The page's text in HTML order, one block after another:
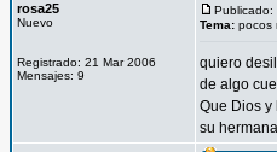
rosa25
Nuevo
Registrado: 21 Mar 2006
Mensajes: 9
Publicado:
Tema: pocos
quiero
de algo
Que Dios y
su